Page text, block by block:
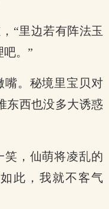
“里边若有阵法玉
。”
嘴。秘境里宝贝对
东西也没多大诱惑
笑，仙萌将凌乱的
此，我就不客气